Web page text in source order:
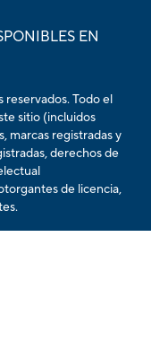
EN
Todo el
sitio (incluidos
marcas registradas y
derechos de
de licencia,